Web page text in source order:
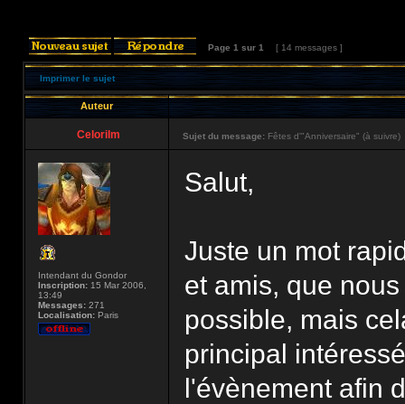
Page 1 sur 1 [ 14 messages ]
Imprimer le sujet
Auteur
Celorilm Sujet du message: Fêtes d'"Anniversaire" (à suivre)
Intendant du Gondor
Inscription: 15 Mar 2006,
13:49
Messages: 271
Localisation: Paris
Salut,
Juste un mot
et amis, que
possible, mais
principal
l'évènement afin